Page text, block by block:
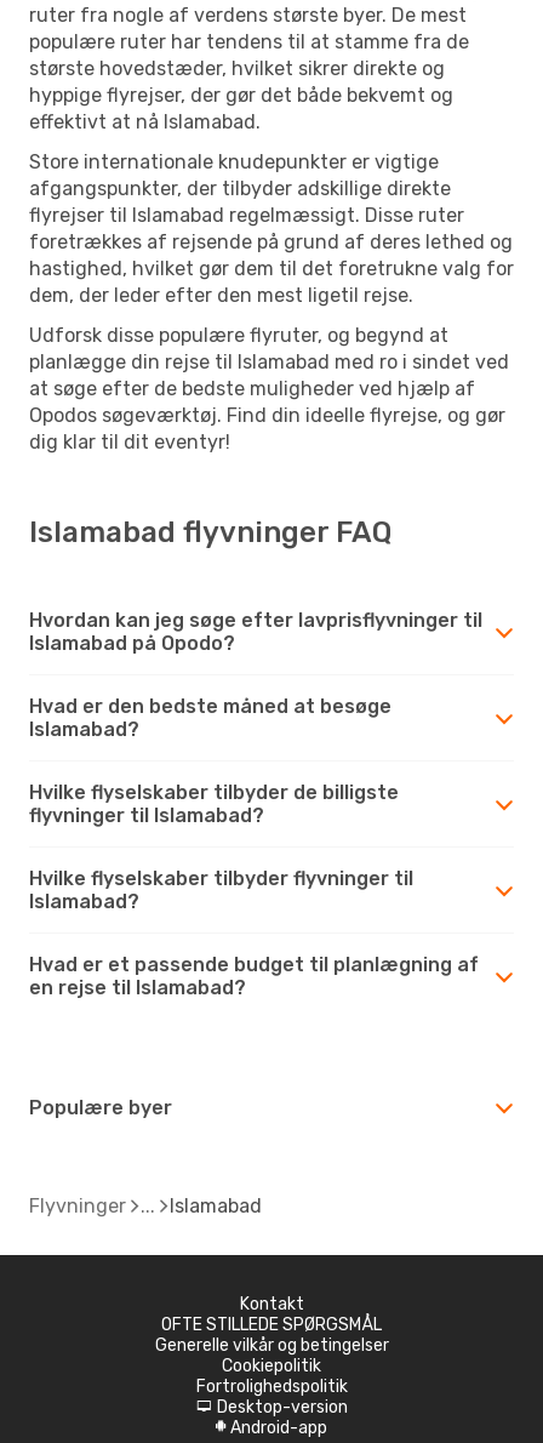
ruter fra nogle af verdens største byer. De mest
populære ruter har tendens til at stamme fra de
største hovedstæder, hvilket sikrer direkte og
hyppige flyrejser, der gør det både bekvemt og
effektivt at nå Islamabad.
Store internationale knudepunkter er vigtige
afgangspunkter, der tilbyder adskillige direkte
flyrejser til Islamabad regelmæssigt. Disse ruter
foretrækkes af rejsende på grund af deres lethed og
hastighed, hvilket gør dem til det foretrukne valg for
dem, der leder efter den mest ligetil rejse.
Udforsk disse populære flyruter, og begynd at
planlægge din rejse til Islamabad med ro i sindet ved
at søge efter de bedste muligheder ved hjælp af
Opodos søgeværktøj. Find din ideelle flyrejse, og gør
dig klar til dit eventyr!
Islamabad flyvninger FAQ
Hvordan kan jeg søge efter lavprisflyvninger til
Islamabad på Opodo?
Hvad er den bedste måned at besøge
Islamabad?
Hvilke flyselskaber tilbyder de billigste
flyvninger til Islamabad?
Hvilke flyselskaber tilbyder flyvninger til
Islamabad?
Hvad er et passende budget til planlægning af
en rejse til Islamabad?
Populære byer
Flyvninger Islamabad
Kontakt
OFTE STILLEDE SPØRGSMÅL
Generelle vilkår og betingelser
Cookiepolitik
Fortrolighedspolitik
d Desktop-version
A Android-app